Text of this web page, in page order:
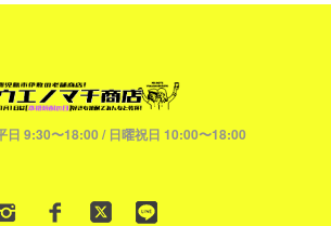
日 9:30〜18:00 / 日曜祝日 10:00〜18:00